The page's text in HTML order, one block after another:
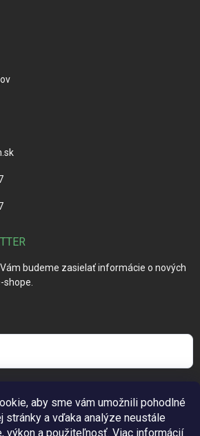
aby sme vám umožnili pohodlné
stránky a vďaka analýze neustále
výkon a použiteľnosť. Viac informácií
budeme zasielať informácie o nových